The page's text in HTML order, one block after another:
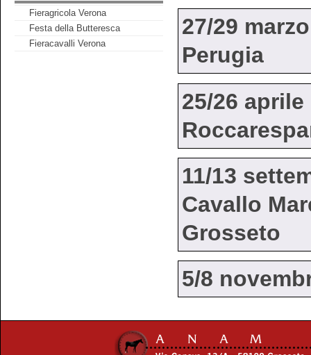
Fieragricola Verona
Festa della Butteresca
Fieracavalli Verona
27/29
Perugia
25/26
11/13
Cavallo
Grosseto
5/8